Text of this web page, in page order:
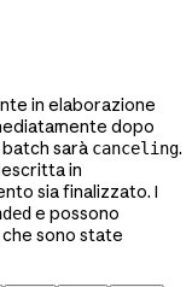
in elaborazione
dopo
batch sarà canceling.
in
sia finalizzato. I
e possono
sono state